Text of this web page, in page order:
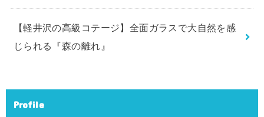
【軽井沢の高級コテージ】全面ガラスで大自然を感
じられる『森の離れ』
Profile